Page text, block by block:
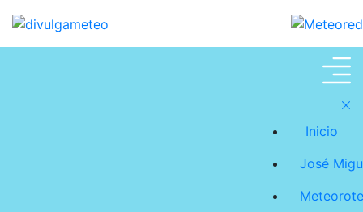
Inicio
José
Meteoroteca